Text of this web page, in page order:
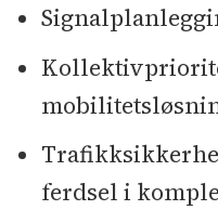
ferdsel i